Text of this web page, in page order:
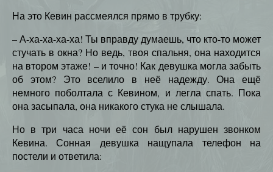
На это Кевин рассмеялся прямо в трубку:
– А-ха-ха-ха-ха! Ты вправду думаешь, что кто-то может
стучать в окна? Но ведь, твоя спальня, она находится
на втором этаже! – и точно! Как девушка могла забыть
об этом? Это вселило в неё надежду. Она ещё
немного поболтала с Кевином, и легла спать. Пока
она засыпала, она никакого стука не слышала.
Но в три часа ночи её сон был нарушен звонком
Кевина. Сонная девушка нащупала телефон на
постели и ответила: